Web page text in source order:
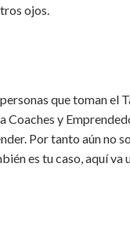
ojos.
que toman el
Coaches y
Por tanto aún no
es tu caso, aquí va